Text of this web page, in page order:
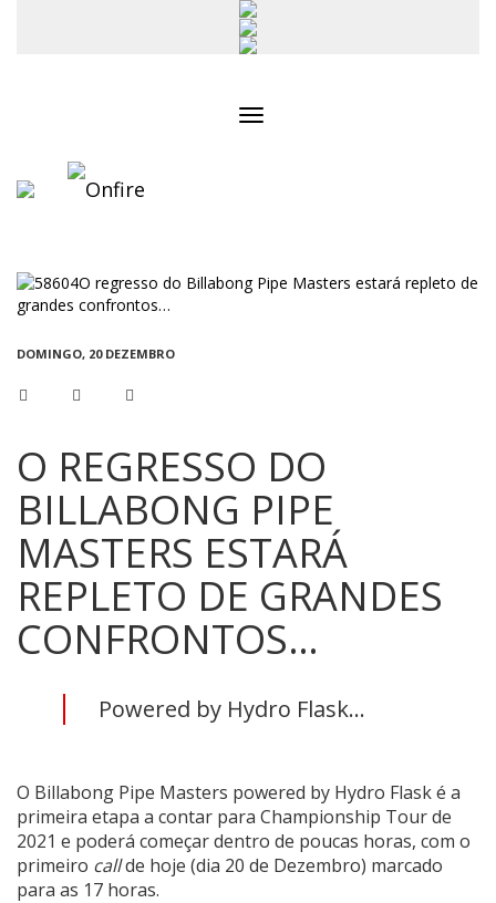
DOMINGO, 20 DEZEMBRO
O REGRESSO DO
BILLABONG PIPE
MASTERS ESTARÁ
REPLETO DE GRANDES
CONFRONTOS…
Powered by Hydro Flask...
O Billabong Pipe Masters powered by Hydro Flask é a
primeira etapa a contar para Championship Tour de
2021 e poderá começar dentro de poucas horas, com o
primeiro callde hoje (dia 20 de Dezembro) marcado
para as 17 horas.